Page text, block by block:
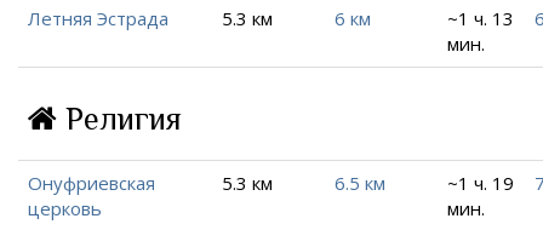
Летняя Эстрада 5.3 км 6 км
~1 ч. 13
мин.
Религия
Онуфриевская
церковь
5.3 км 6.5 км
~1 ч. 19
мин.